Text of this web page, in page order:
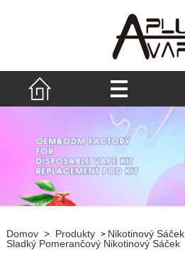
Domov > Produkty > Nikotinový Sáček
Sladký Pomerančový Nikotinový Sáček